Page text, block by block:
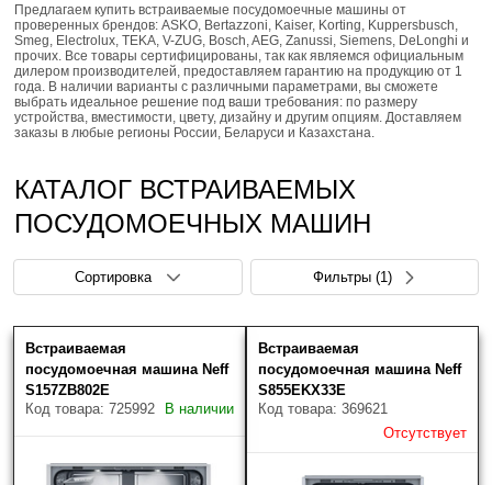
Предлагаем купить встраиваемые посудомоечные машины от
проверенных брендов: ASKO, Bertazzoni, Kaiser, Korting, Kuppersbusch,
Smeg, Electrolux, TEKA, V-ZUG, Bosch, AEG, Zanussi, Siemens, DeLonghi и
прочих. Все товары сертифицированы, так как являемся официальным
дилером производителей, предоставляем гарантию на продукцию от 1
года. В наличии варианты с различными параметрами, вы сможете
выбрать идеальное решение под ваши требования: по размеру
устройства, вместимости, цвету, дизайну и другим опциям. Доставляем
заказы в любые регионы России, Беларуси и Казахстана.
КАТАЛОГ ВСТРАИВАЕМЫХ
ПОСУДОМОЕЧНЫХ МАШИН
Сортировка Фильтры (1)
Скрыть фильтры Товаров найдено: 14
Цена (руб.)
Встраиваемая
посудомоечная машина Neff
S157ZB802E
Код товара: 725992
В наличии
Встраиваемая
посудомоечная машина Neff
S855EKX33E
Код товара: 369621
Отсутствует